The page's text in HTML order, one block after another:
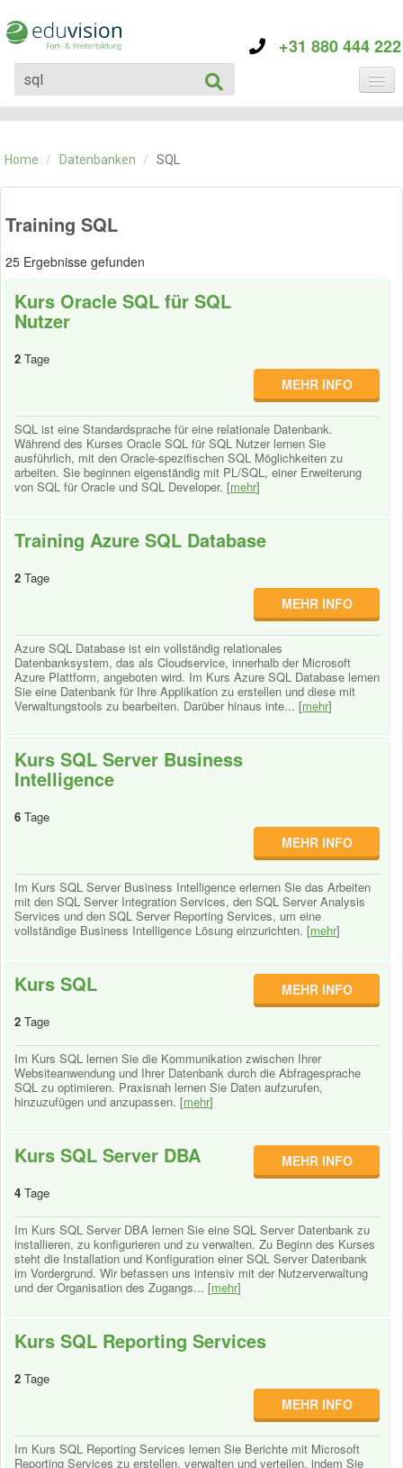
+31 880 444 222
KATEGORIE
KONTAKT
Home / Datenbanken / SQL
Training SQL
25 Ergebnisse gefunden
Kurs Oracle SQL für SQL
Nutzer
2 Tage
MEHR INFO
SQL ist eine Standardsprache für eine relationale Datenbank.
Während des Kurses Oracle SQL für SQL Nutzer lernen Sie
ausführlich, mit den Oracle-spezifischen SQL Möglichkeiten zu
arbeiten. Sie beginnen eigenständig mit PL/SQL, einer Erweiterung
von SQL für Oracle und SQL Developer. [mehr]
Training Azure SQL Database
2 Tage
MEHR INFO
Azure SQL Database ist ein vollständig relationales
Datenbanksystem, das als Cloudservice, innerhalb der Microsoft
Azure Plattform, angeboten wird. Im Kurs Azure SQL Database lernen
Sie eine Datenbank für Ihre Applikation zu erstellen und diese mit
Verwaltungstools zu bearbeiten. Darüber hinaus inte... [mehr]
Kurs SQL Server Business
Intelligence
6 Tage
MEHR INFO
Im Kurs SQL Server Business Intelligence erlernen Sie das Arbeiten
mit den SQL Server Integration Services, den SQL Server Analysis
Services und den SQL Server Reporting Services, um eine
vollständige Business Intelligence Lösung einzurichten. [mehr]
Kurs SQL
2 Tage
MEHR INFO
Im Kurs SQL lernen Sie die Kommunikation zwischen Ihrer
Websiteanwendung und Ihrer Datenbank durch die Abfragesprache
SQL zu optimieren. Praxisnah lernen Sie Daten aufzurufen,
hinzuzufügen und anzupassen. [mehr]
Kurs SQL Server DBA
4 Tage
MEHR INFO
Im Kurs SQL Server DBA lernen Sie eine SQL Server Datenbank zu
installieren, zu konfigurieren und zu verwalten. Zu Beginn des Kurses
steht die Installation und Konfiguration einer SQL Server Datenbank
im Vordergrund. Wir befassen uns intensiv mit der Nutzerverwaltung
und der Organisation des Zugangs... [mehr]
Kurs SQL Reporting Services
2 Tage
MEHR INFO
Im Kurs SQL Reporting Services lernen Sie Berichte mit Microsoft
Reporting Services zu erstellen, verwalten und verteilen, indem Sie